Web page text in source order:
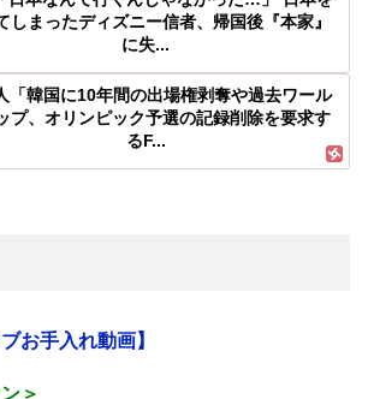
しまったディズニー信者、帰国後『本家』
に失...
「韓国に10年間の出場権剥奪や過去ワール
プ、オリンピック予選の記録削除を要求す
るF...
お手入れ動画】
＞